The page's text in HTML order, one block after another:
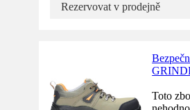
Rezervovat v prodejně
Toto